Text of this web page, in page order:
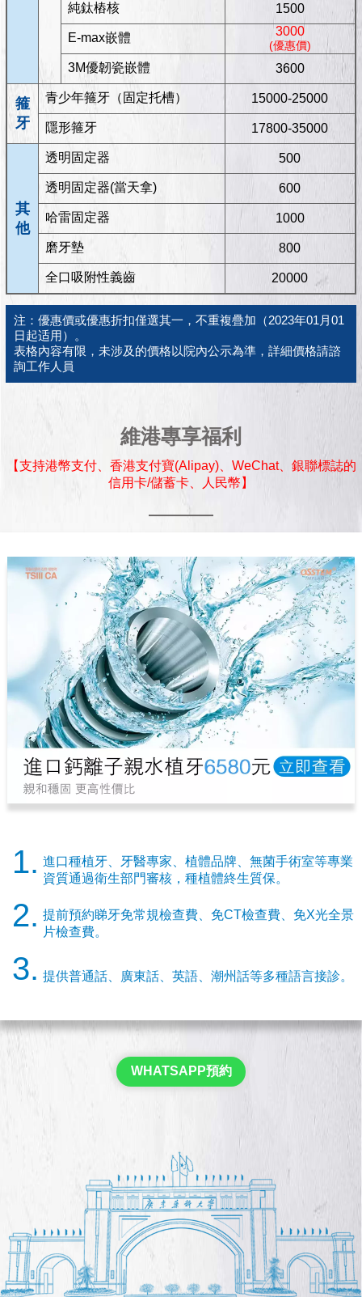
純鈦樁核 1500
E-max嵌體 3000
(優惠價)
3M優韌瓷嵌體 3600
箍
牙
青少年箍牙（固定托槽） 15000-25000
隱形箍牙 17800-35000
其
他
透明固定器 500
透明固定器(當天拿) 600
哈雷固定器 1000
磨牙墊 800
全口吸附性義齒 20000
注：優惠價或優惠折扣僅選其一，不重複疊加（2023年01月01
日起适用）。
表格內容有限，未涉及的價格以院內公示為準，詳細價格請諮
詢工作人員
維港專享福利
【支持港幣支付、香港支付寶(Alipay)、WeChat、銀聯標誌的
信用卡/儲蓄卡、人民幣】
1. 進口種植牙、牙醫專家、植體品牌、無菌手術室等專業
資質通過衛生部門審核，種植體終生質保。
2. 提前預約睇牙免常規檢查費、免CT檢查費、免X光全景
片檢查費。
3. 提供普通話、廣東話、英語、潮州話等多種語言接診。
WHATSAPP預約